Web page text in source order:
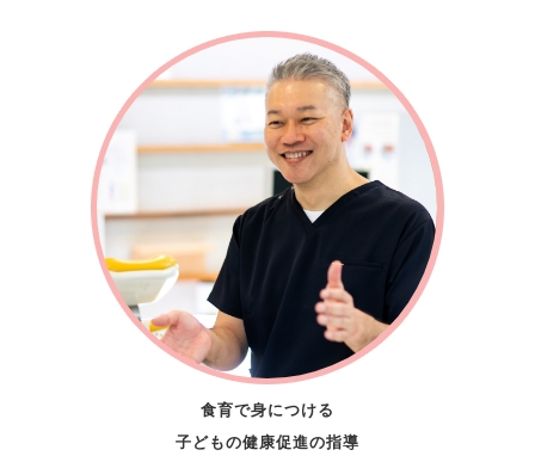
食育で身につける
子どもの健康促進の指導